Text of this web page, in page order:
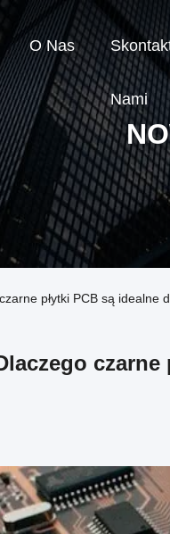
O Nas
Nami
płytki PCB są idealne
czarne